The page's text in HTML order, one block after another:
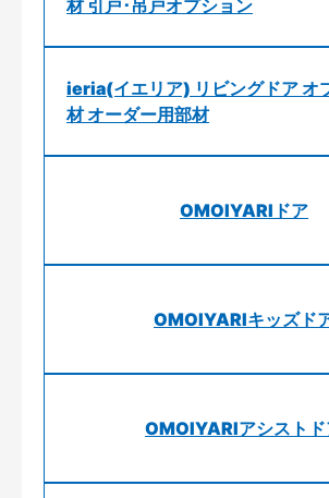
材 引戸･吊戸オプション
ieria(イエリア) リビングドア オ
材 オーダー用部材
OMOIYARIドア
OMOIYARIキッズド
OMOIYARIアシストド